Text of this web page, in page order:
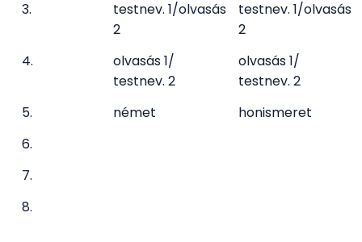
3.
testnev. 1/olvasás
2
testnev. 1/olvasás
2
4.
olvasás 1/
testnev. 2
olvasás 1/
testnev. 2
5.
német
honismeret
6.
7.
8.